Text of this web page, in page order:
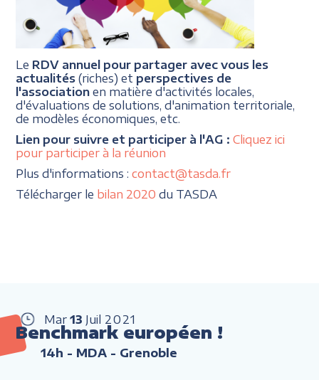
Le RDV annuel pour partager avec vous les
actualités (riches) et perspectives de
l'association en matière d'activités locales,
d'évaluations de solutions, d'animation territoriale,
de modèles économiques, etc.
Lien pour suivre et participer à l'AG :Cliquez ici
pour participer à la réunion
Plus d'informations :contact@tasda.fr
Télécharger le bilan 2020 du TASDA
Mar 13 Juil 2021
Benchmark européen !
14h - MDA - Grenoble